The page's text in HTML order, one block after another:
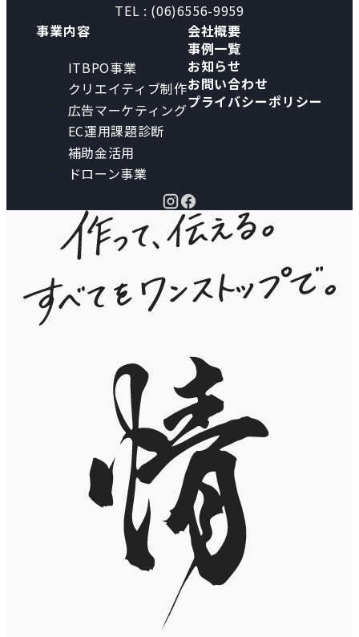
TEL : (06)6556-9959
事業内容
ITBPO事業
クリエイティブ制作
広告マーケティング
EC運用課題診断
補助金活用
ドローン事業
会社概要
事例一覧
お知らせ
お問い合わせ
プライバシーポリシー